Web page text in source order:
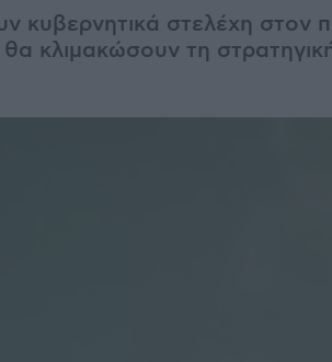
κυβερνητικά στελέχη στον
θα κλιμακώσουν τη